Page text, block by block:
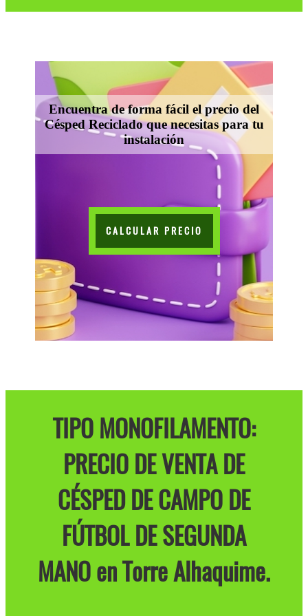
Encuentra de forma fácil el precio del
Césped Reciclado que necesitas para tu
instalación
CALCULAR PRECIO
TIPO MONOFILAMENTO:
PRECIO DE VENTA DE
CÉSPED DE CAMPO DE
FÚTBOL DE SEGUNDA
MANO en Torre Alhaquime.